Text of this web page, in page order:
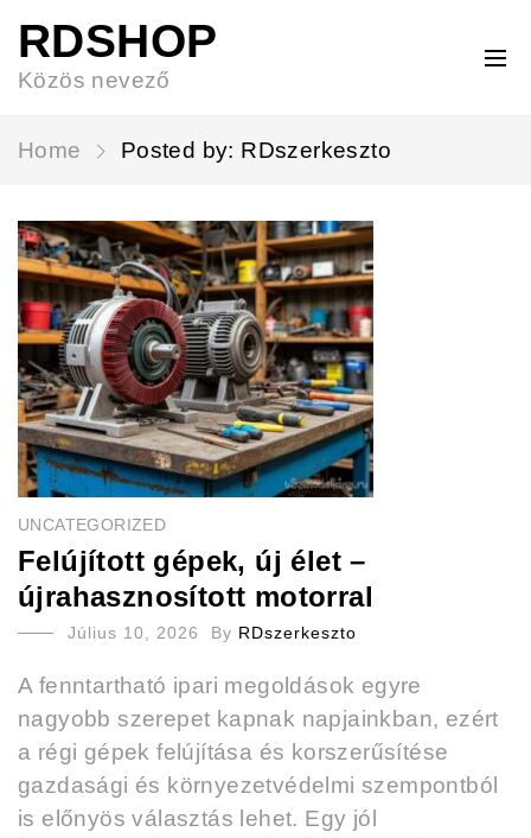
RDSHOP
Közös nevező
Home Posted by: RDszerkeszto
UNCATEGORIZED
Felújított gépek, új élet –
újrahasznosított motorral
Július 10, 2026 By RDszerkeszto
A fenntartható ipari megoldások egyre
nagyobb szerepet kapnak napjainkban, ezért
a régi gépek felújítása és korszerűsítése
gazdasági és környezetvédelmi szempontból
is előnyös választás lehet. Egy jól